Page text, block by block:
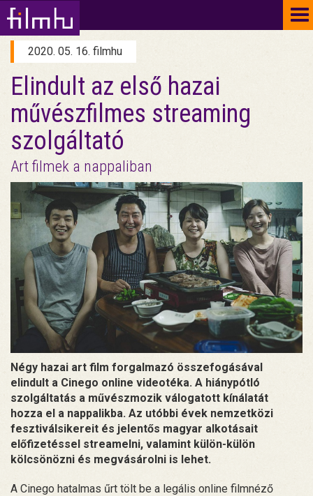
2020. 05. 16. filmhu
Elindult az első hazai
művészfilmes streaming
szolgáltató
Art filmek a nappaliban
Négy hazai art film forgalmazó összefogásával
elindult a Cinego​ online videotéka. A hiánypótló
szolgáltatás a művészmozik válogatott kínálatát
hozza el a nappalikba. Az utóbbi évek nemzetközi
fesztiválsikereit és jelentős magyar alkotásait
előfizetéssel streamelni, valamint külön-külön
kölcsönözni és megvásárolni is lehet.
A Cinego hatalmas űrt tölt be a legális online filmnéző